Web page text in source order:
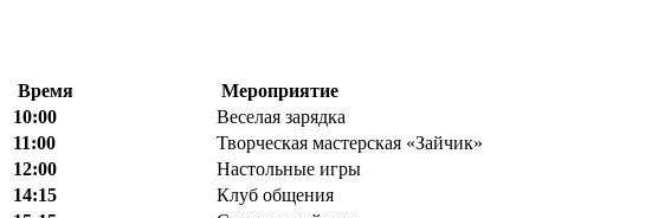
Время Мероприятие
10:00 Веселая зарядка
11:00 Творческая мастерская «Зайчик»
12:00 Настольные игры
14:15 Клуб общения